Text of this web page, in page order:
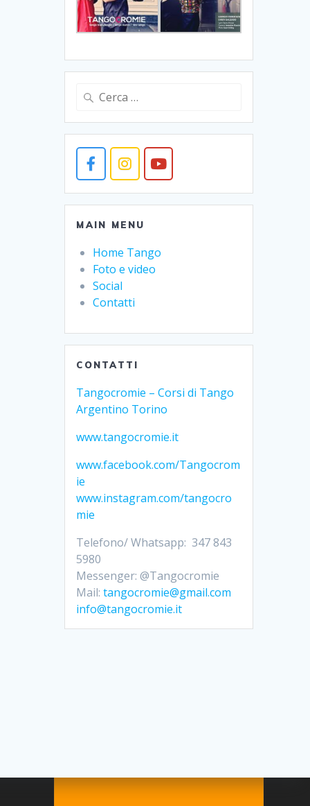
Ricerca
per:
MAIN MENU
Home Tango
Foto e video
Social
Contatti
CONTATTI
Tangocromie – Corsi di Tango
Argentino Torino
www.tangocromie.it
www.facebook.com/Tangocrom
ie
www.instagram.com/tangocro
mie
Telefono/ Whatsapp: 347 843
5980
Messenger: @Tangocromie
Mail:tangocromie@gmail.com
info@tangocromie.it